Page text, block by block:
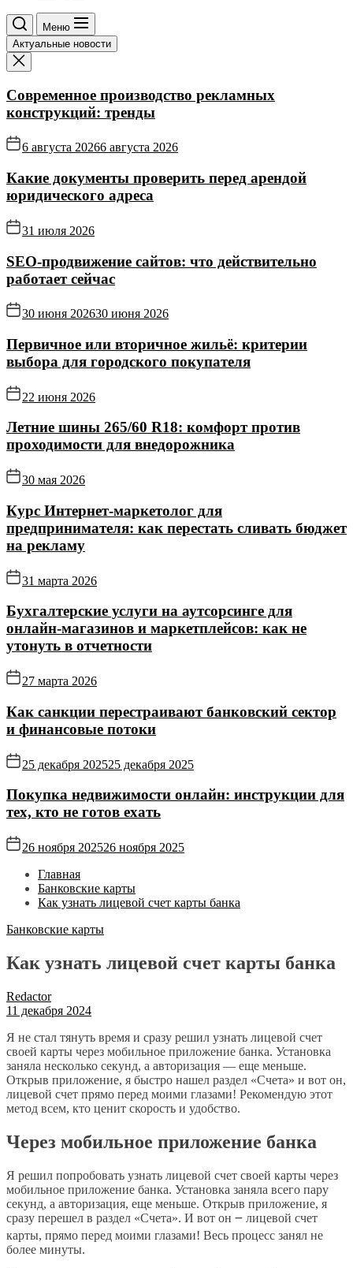
Меню
Актуальные новости
Современное производство рекламных
конструкций: тренды
6 августа 20266 августа 2026
Какие документы проверить перед арендой
юридического адреса
31 июля 2026
SEO-продвижение сайтов: что действительно
работает сейчас
30 июня 202630 июня 2026
Первичное или вторичное жильё: критерии
выбора для городского покупателя
22 июня 2026
Летние шины 265/60 R18: комфорт против
проходимости для внедорожника
30 мая 2026
Курс Интернет‑маркетолог для
предпринимателя: как перестать сливать бюджет
на рекламу
31 марта 2026
Бухгалтерские услуги на аутсорсинге для
онлайн‑магазинов и маркетплейсов: как не
утонуть в отчетности
27 марта 2026
Как санкции перестраивают банковский сектор
и финансовые потоки
25 декабря 202525 декабря 2025
Покупка недвижимости онлайн: инструкции для
тех, кто не готов ехать
26 ноября 202526 ноября 2025
Главная
Банковские карты
Как узнать лицевой счет карты банка
Банковские карты
Как узнать лицевой счет карты банка
Redactor
11 декабря 2024
Я не стал тянуть время и сразу решил узнать лицевой счет
своей карты через мобильное приложение банка. Установка
заняла несколько секунд, а авторизация — еще меньше.
Открыв приложение, я быстро нашел раздел «Счета» и вот он,
лицевой счет прямо перед моими глазами! Рекомендую этот
метод всем, кто ценит скорость и удобство.
Через мобильное приложение банка
Я решил попробовать узнать лицевой счет своей карты через
мобильное приложение банка. Установка заняла всего пару
секунд, а авторизация, еще меньше. Открыв приложение, я
сразу перешел в раздел «Счета». И вот он ౼ лицевой счет
карты, прямо перед моими глазами! Весь процесс занял не
более минуты.